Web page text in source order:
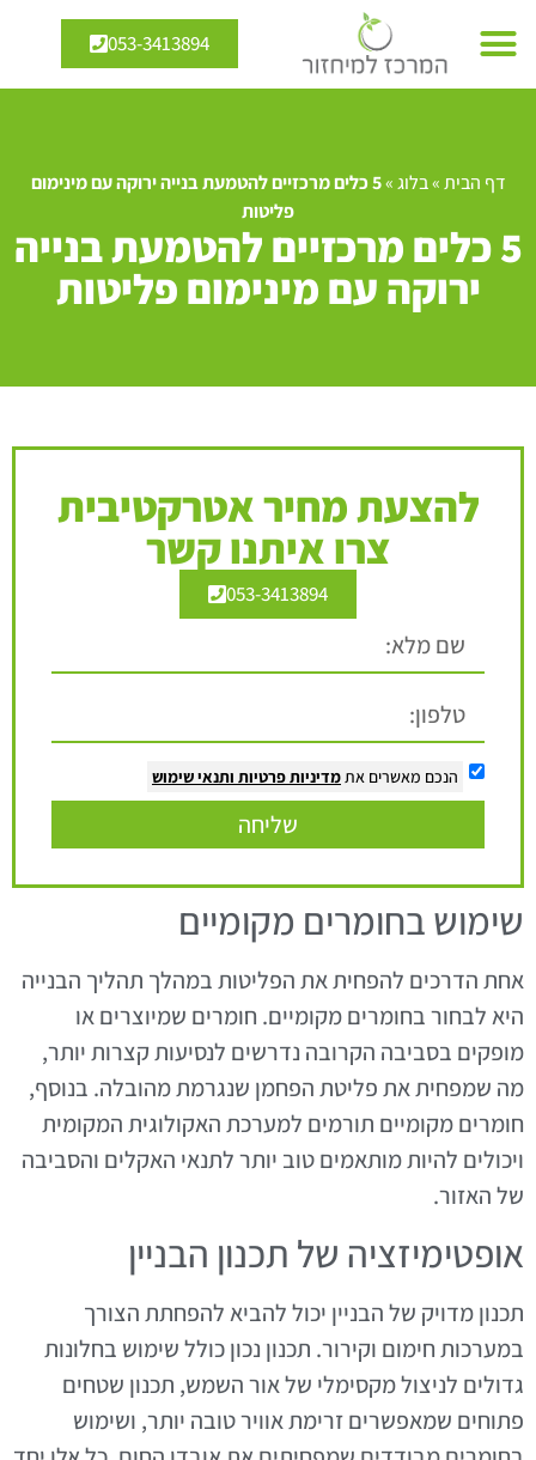
053-3413894
דף הבית»בלוג» 5 כלים מרכזיים להטמעת בנייה ירוקה עם מינימום
פליטות
5 כלים מרכזיים להטמעת בנייה
ירוקה עם מינימום פליטות
להצעת מחיר אטרקטיבית
צרו איתנו קשר
053-3413894
הנכם מאשרים את מדיניות פרטיות ותנאי שימוש
שליחה
שימוש בחומרים מקומיים
אחת הדרכים להפחית את הפליטות במהלך תהליך הבנייה
היא לבחור בחומרים מקומיים. חומרים שמיוצרים או
מופקים בסביבה הקרובה נדרשים לנסיעות קצרות יותר,
מה שמפחית את פליטת הפחמן שנגרמת מהובלה. בנוסף,
חומרים מקומיים תורמים למערכת האקולוגית המקומית
ויכולים להיות מותאמים טוב יותר לתנאי האקלים והסביבה
של האזור.
אופטימיזציה של תכנון הבניין
תכנון מדויק של הבניין יכול להביא להפחתת הצורך
במערכות חימום וקירור. תכנון נכון כולל שימוש בחלונות
גדולים לניצול מקסימלי של אור השמש, תכנון שטחים
פתוחים שמאפשרים זרימת אוויר טובה יותר, ושימוש